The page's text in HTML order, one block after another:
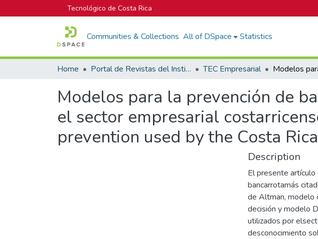
Tecnológico de Costa Rica
Communities & Collections All of DSpace Statistics
Home Portal de Revistas del Instituto Tecnológico de Costa Rica TEC Empresarial
Modelos para la prevención de
el sector empresarial
prevention used by the Costa
Description
El presente
bancarrotamás
de Altman, modelo
decisión y modelo
utilizados por
desconocimiento